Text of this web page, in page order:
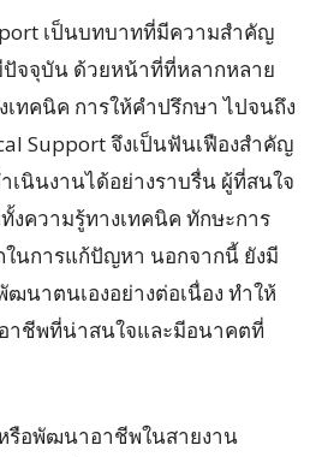
เป็นบทบาทที่มีความสำคัญ
ปัจจุบัน ด้วยหน้าที่ที่หลากหลาย
ทคนิค การให้คำปรึกษา ไปจนถึง
Support จึงเป็นฟันเฟืองสำคัญ
เนินงานได้อย่างราบรื่น ผู้ที่สนใจ
งความรู้ทางเทคนิค ทักษะการ
ในการแก้ปัญหา นอกจากนี้ ยังมี
นาตนเองอย่างต่อเนื่อง ทำให้
าชีพที่น่าสนใจและมีอนาคตที่
รือพัฒนาอาชีพในสายงาน